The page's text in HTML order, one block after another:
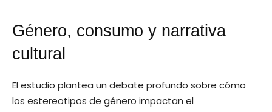
Género, consumo y narrativa
cultural
El estudio plantea un debate profundo sobre cómo
los estereotipos de género impactan el